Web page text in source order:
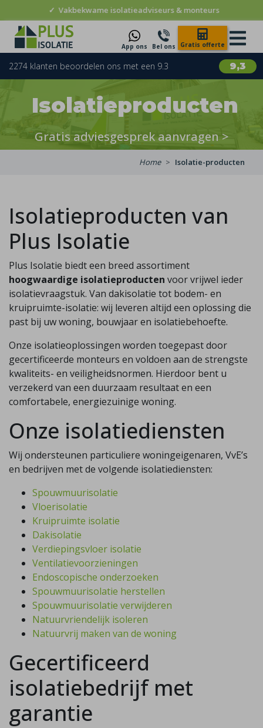
✓ Vakbekwame isolatieadviseurs & monteurs
App ons Bel ons Gratis offerte
9,3
2274 klanten beoordelen ons met een 9.3
Isolatieproducten
Gratis adviesgesprek aanvragen >
Home Isolatie-producten
Isolatieproducten van
Plus Isolatie
Plus Isolatie biedt een breed assortiment
hoogwaardige isolatieproducten voor vrijwel ieder
isolatievraagstuk. Van dakisolatie tot bodem- en
kruipruimte-isolatie: wij leveren altijd een oplossing die
past bij uw woning, bouwjaar en isolatiebehoefte.
Onze isolatieoplossingen worden toegepast door
gecertificeerde monteurs en voldoen aan de strengste
kwaliteits- en veiligheidsnormen. Hierdoor bent u
verzekerd van een duurzaam resultaat en een
comfortabele, energiezuinige woning.
Onze isolatiediensten
Wij ondersteunen particuliere woningeigenaren, VvE’s
en bedrijven met de volgende isolatiediensten:
Spouwmuurisolatie
Vloerisolatie
Kruipruimte isolatie
Dakisolatie
Verdiepingsvloer isolatie
Ventilatievoorzieningen
Endoscopische onderzoeken
Spouwmuurisolatie herstellen
Spouwmuurisolatie verwijderen
Natuurvriendelijk isoleren
Natuurvrij maken van de woning
Gecertificeerd
isolatiebedrijf met
garantie